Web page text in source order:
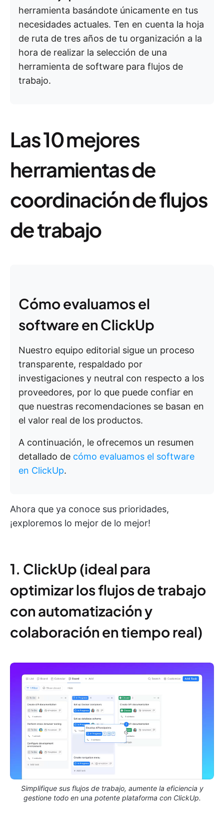
herramienta basándote únicamente en tus
necesidades actuales. Ten en cuenta la hoja
de ruta de tres años de tu organización a la
hora de realizar la selección de una
herramienta de software para flujos de
trabajo.
Las 10 mejores
herramientas de
coordinación de flujos
de trabajo
Cómo evaluamos el
software en ClickUp
Nuestro equipo editorial sigue un proceso
transparente, respaldado por
investigaciones y neutral con respecto a los
proveedores, por lo que puede confiar en
que nuestras recomendaciones se basan en
el valor real de los productos.
A continuación, le ofrecemos un resumen
detallado de cómo evaluamos el software
en ClickUp.
Ahora que ya conoce sus prioridades,
¡exploremos lo mejor de lo mejor!
1. ClickUp (ideal para
optimizar los flujos de trabajo
con automatización y
colaboración en tiempo real)
Simplifique sus flujos de trabajo, aumente la eficiencia y
gestione todo en una potente plataforma con ClickUp.